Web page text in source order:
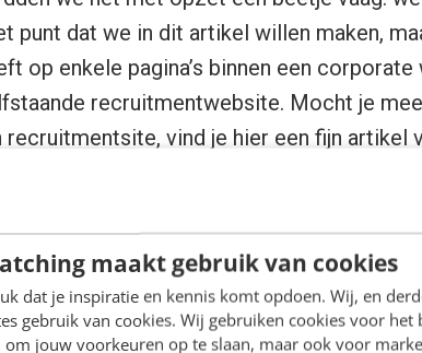
maakt gebruik van cookies
dat je inspiratie en kennis komt opdoen. Wij, en
gebruik van cookies. Wij gebruiken cookies voor het
om jouw voorkeuren op te slaan, maar ook voor
punt dat we in dit artikel willen maken,
op enkele pagina’s binnen een
recruitmentwebsite. Mocht je
vind je hier een fijn artikel
werken-bij?
van de werken-bij zijn natuurlijk de
bij-sectie binnen een corporate website